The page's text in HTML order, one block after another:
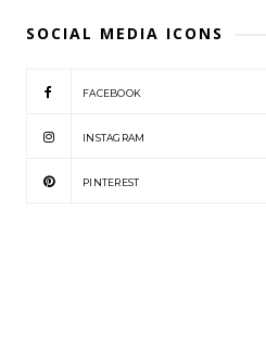
SOCIAL MEDIA ICONS
FACEBOOK
INSTAGRAM
PINTEREST